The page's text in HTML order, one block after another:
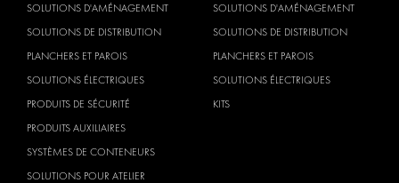
SOLUTIONS D'AMÉNAGEMENT
SOLUTIONS DE DISTRIBUTION
PLANCHERS ET PAROIS
SOLUTIONS ÉLECTRIQUES
PRODUITS DE SÉCURITÉ
PRODUITS AUXILIAIRES
SYSTÈMES DE CONTENEURS
SOLUTIONS POUR ATELIER
SOLUTIONS D'AMÉNAGEMENT
SOLUTIONS DE DISTRIBUTION
PLANCHERS ET PAROIS
SOLUTIONS ÉLECTRIQUES
KITS